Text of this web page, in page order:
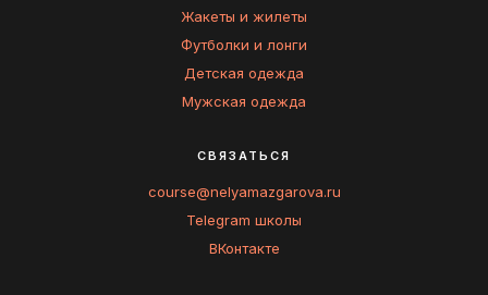
Жакеты и жилеты
Футболки и лонги
Детская одежда
Мужская одежда
СВЯЗАТЬСЯ
course@nelyamazgarova.ru
Telegram школы
ВКонтакте